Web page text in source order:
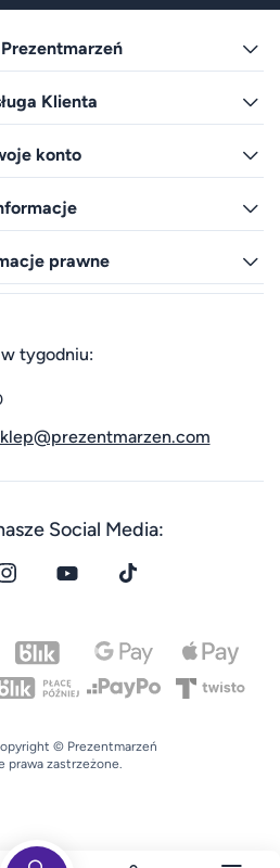
Klienta
konto
prawne
tygodniu:
Social Media:
© Prezentmarzeń
prawa zastrzeżone.